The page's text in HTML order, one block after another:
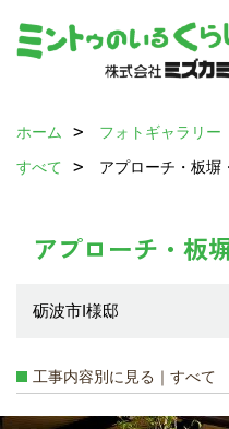
ホーム フォトギャラリー
すべて
アプローチ・板塀
アプローチ・板
砺波市I様邸
工事内容別に見る｜すべて